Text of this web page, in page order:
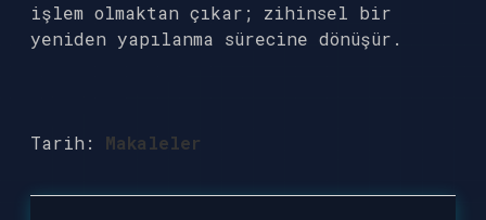
işlem olmaktan çıkar; zihinsel bir
yeniden yapılanma sürecine dönüşür.
Tarih: Makaleler